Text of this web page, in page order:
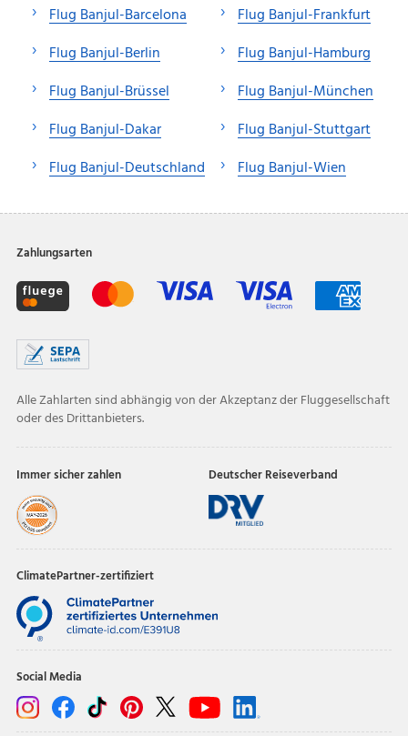
Flug Banjul-Barcelona
Flug Banjul-Berlin
Flug Banjul-Brüssel
Flug Banjul-Dakar
Flug Banjul-Deutschland
Flug Banjul-Frankfurt
Flug Banjul-Hamburg
Flug Banjul-München
Flug Banjul-Stuttgart
Flug Banjul-Wien